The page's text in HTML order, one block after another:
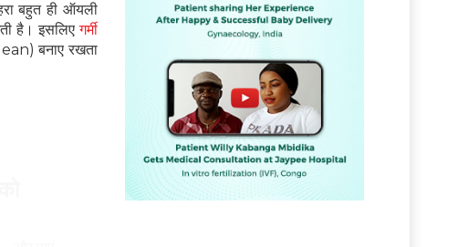
बहुत ही ऑयली
है। इसलिएगर्मी
बनाए रखता